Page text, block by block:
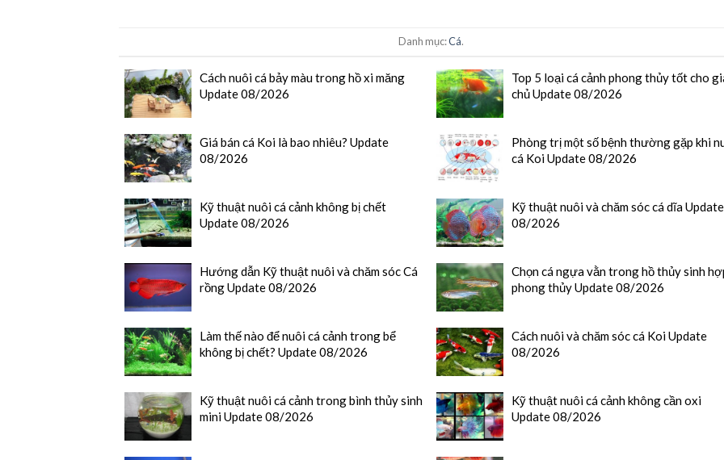
Danh mục:Cá.
Cách nuôi cá bảy màu trong hồ xi măng
Update 08/2026
Top 5 loại cá cảnh phong thủy tốt cho
chủ Update 08/2026
Giá bán cá Koi là bao nhiêu? Update
08/2026
Phòng trị một số bệnh thường gặp khi
cá Koi Update 08/2026
Kỹ thuật nuôi cá cảnh không bị chết
Update 08/2026
Kỹ thuật nuôi và chăm sóc cá dĩa Update
08/2026
Hướng dẫn Kỹ thuật nuôi và chăm sóc Cá
rồng Update 08/2026
Chọn cá ngựa vằn trong hồ thủy sinh
phong thủy Update 08/2026
Làm thế nào để nuôi cá cảnh trong bể
không bị chết? Update 08/2026
Cách nuôi và chăm sóc cá Koi Update
08/2026
Kỹ thuật nuôi cá cảnh trong bình thủy sinh
mini Update 08/2026
Kỹ thuật nuôi cá cảnh không cần oxi
Update 08/2026